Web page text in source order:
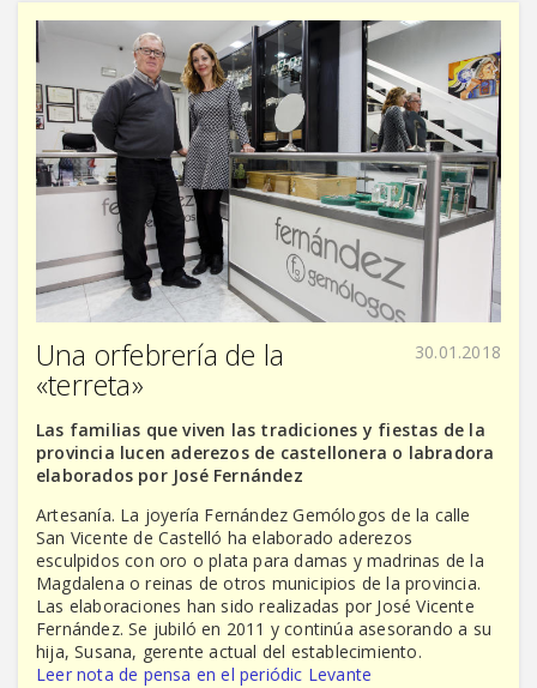
30.01.2018
Una orfebrería de la
«terreta»
Las familias que viven las tradiciones y fiestas de la
provincia lucen aderezos de castellonera o labradora
elaborados por José Fernández
Artesanía. La joyería Fernández Gemólogos de la calle
San Vicente de Castelló ha elaborado aderezos
esculpidos con oro o plata para damas y madrinas de la
Magdalena o reinas de otros municipios de la provincia.
Las elaboraciones han sido realizadas por José Vicente
Fernández. Se jubiló en 2011 y continúa asesorando a su
hija, Susana, gerente actual del establecimiento.
Leer nota de pensa en el periódic Levante